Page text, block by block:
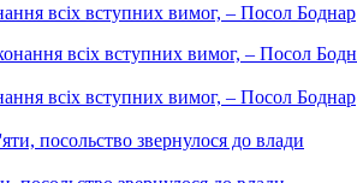
всіх вступних вимог, – Посол Боднар
всіх вступних вимог, – Посол Боднар